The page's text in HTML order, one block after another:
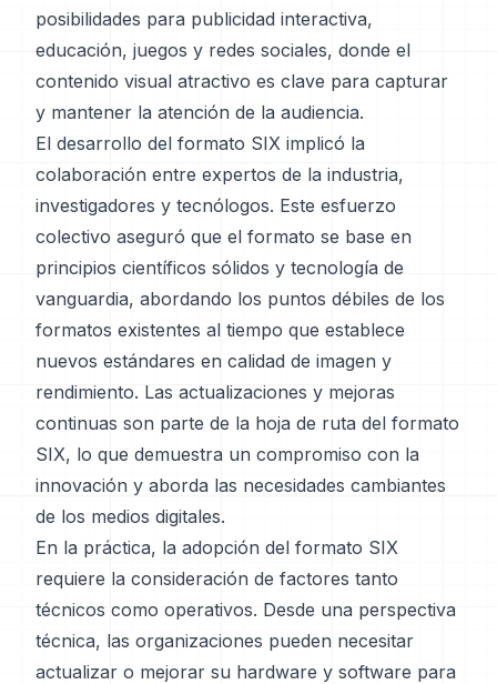
posibilidades para publicidad interactiva,
educación, juegos y redes sociales, donde el
contenido visual atractivo es clave para capturar
y mantener la atención de la audiencia.
El desarrollo del formato SIX implicó la
colaboración entre expertos de la industria,
investigadores y tecnólogos. Este esfuerzo
colectivo aseguró que el formato se base en
principios científicos sólidos y tecnología de
vanguardia, abordando los puntos débiles de los
formatos existentes al tiempo que establece
nuevos estándares en calidad de imagen y
rendimiento. Las actualizaciones y mejoras
continuas son parte de la hoja de ruta del formato
SIX, lo que demuestra un compromiso con la
innovación y aborda las necesidades cambiantes
de los medios digitales.
En la práctica, la adopción del formato SIX
requiere la consideración de factores tanto
técnicos como operativos. Desde una perspectiva
técnica, las organizaciones pueden necesitar
actualizar o mejorar su hardware y software para